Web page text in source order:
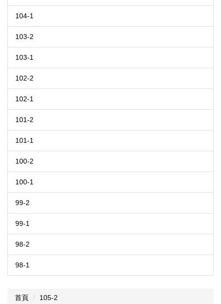
104-1
103-2
103-1
102-2
102-1
101-2
101-1
100-2
100-1
99-2
99-1
98-2
98-1
首頁
105-2